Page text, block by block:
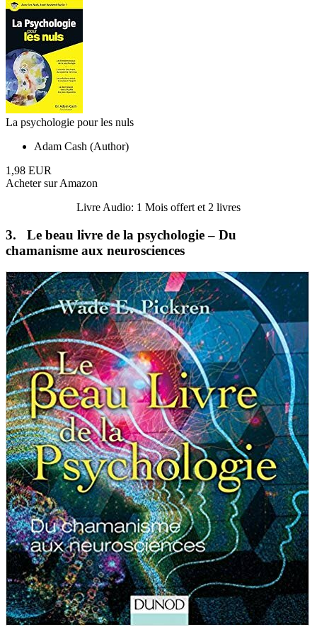
La psychologie pour les nuls
Adam Cash (Author)
1,98 EUR
Acheter sur Amazon
Livre Audio: 1 Mois offert et 2 livres
3. Le beau livre de la psychologie – Du
chamanisme aux neurosciences